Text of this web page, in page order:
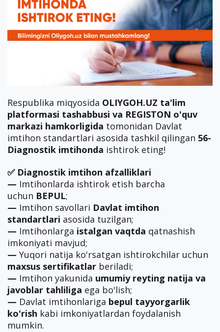
Respublika miqyosida OLIYGOH.UZ ta'lim
platformasi tashabbusi va REGISTON o'quv
markazi hamkorligida tomonidan Davlat
imtihon standartlari asosida tashkil qilingan 56-
Diagnostik imtihonda ishtirok eting!
✅ Diagnostik imtihon afzalliklari
— Imtihonlarda ishtirok etish barcha
uchun BEPUL;
— Imtihon savollari Davlat imtihon
standartlari asosida tuzilgan;
— Imtihonlarga istalgan vaqtda qatnashish
imkoniyati mavjud;
— Yuqori natija ko'rsatgan ishtirokchilar uchun
maxsus sertifikatlar beriladi;
— Imtihon yakunida umumiy reyting natija va
javoblar tahliliga ega bo'lish;
— Davlat imtihonlariga bepul tayyorgarlik
ko'rish kabi imkoniyatlardan foydalanish
mumkin.